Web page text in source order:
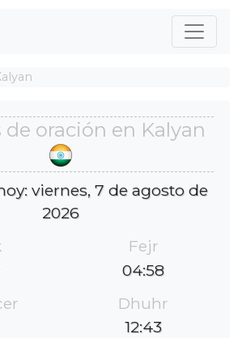
oración en Kalyan
viernes, 7 de agosto de
2026
Fejr
04:58
Dhuhr
12:43